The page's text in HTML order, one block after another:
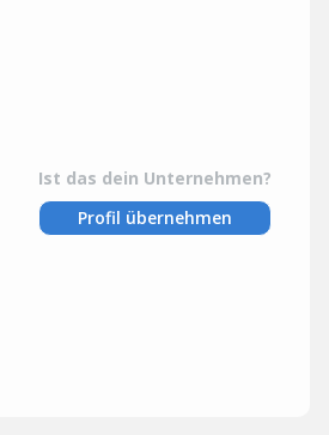
Ist das dein Unternehmen?
Profil übernehmen